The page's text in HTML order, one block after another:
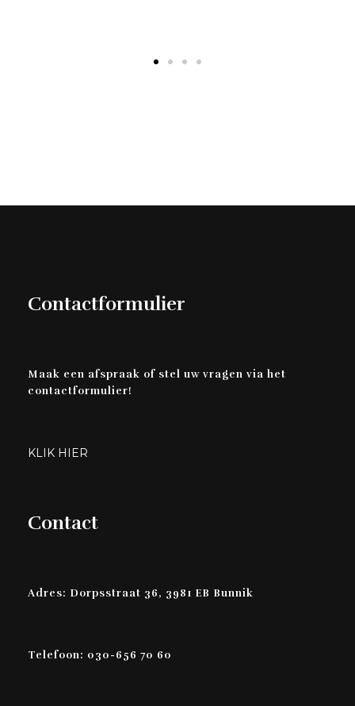
Contactformulier
Maak een afspraak of stel uw vragen via het
contactformulier!
KLIK HIER
Contact
Adres: Dorpsstraat 36, 3981 EB Bunnik
Telefoon: 030-656 70 60